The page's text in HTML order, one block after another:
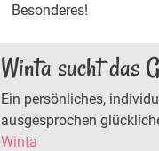
Besonderes!
Winta sucht das
Ein persönliches,
ausgesprochen
Winta